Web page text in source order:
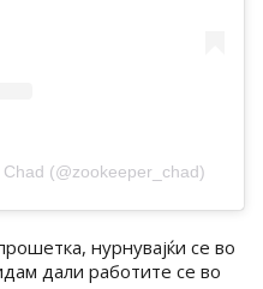
(@zookeeper_chad)
нурнувајќи се во
дали работите се во